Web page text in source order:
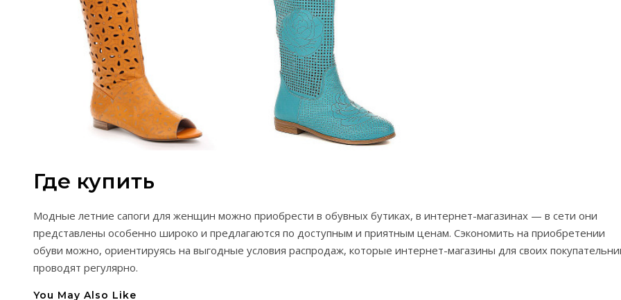
Где купить
Модные летние сапоги для женщин можно приобрести в обувных бутиках, в интернет-магазинах — в сети они
представлены особенно широко и предлагаются по доступным и приятным ценам. Сэкономить на приобретении
обуви можно, ориентируясь на выгодные условия распродаж, которые интернет-магазины для своих
проводят регулярно.
You May Also Like